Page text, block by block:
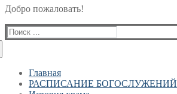
Добро пожаловать!
Найти:
Главная
РАСПИСАНИЕ БОГОСЛУЖЕНИЙ